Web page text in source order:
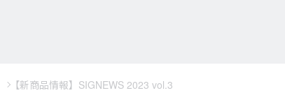
【新商品情報】SIGNEWS 2023 vol.3